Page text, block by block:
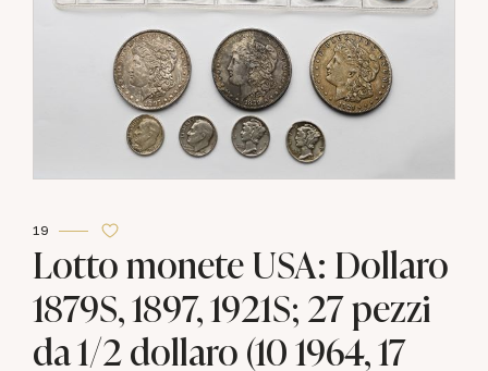
19
Lotto monete USA: Dollaro
1879S, 1897, 1921S; 27 pezzi
da 1/2 dollaro (10 1964, 17